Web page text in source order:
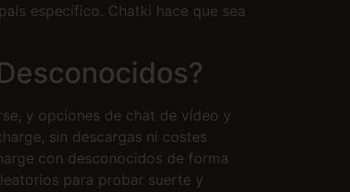
específico. Chatki hace que sea
y opciones de chat de vídeo y
sin descargas ni costes
con desconocidos de forma
para probar suerte y